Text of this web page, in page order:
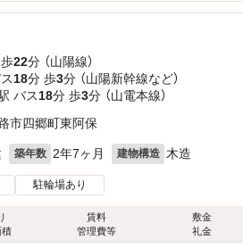
22分 （山陽線）
18分 歩3分 （山陽新幹線など）
バス18分 歩3分 （山電本線）
市四郷町東阿保
築年数 2年7ヶ月 建物構造 木造
駐輪場あり
賃料
管理費等
敷金
礼金